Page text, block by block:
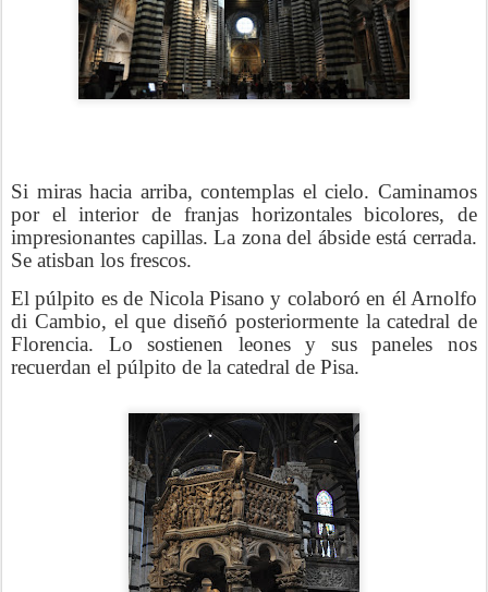
Si miras hacia arriba, contemplas el cielo. Caminamos
por el interior de franjas horizontales bicolores, de
impresionantes capillas. La zona del ábside está cerrada.
Se atisban los frescos.
El púlpito es de Nicola Pisano y colaboró en él Arnolfo
di Cambio, el que diseñó posteriormente la catedral de
Florencia. Lo sostienen leones y sus paneles nos
recuerdan el púlpito de la catedral de Pisa.